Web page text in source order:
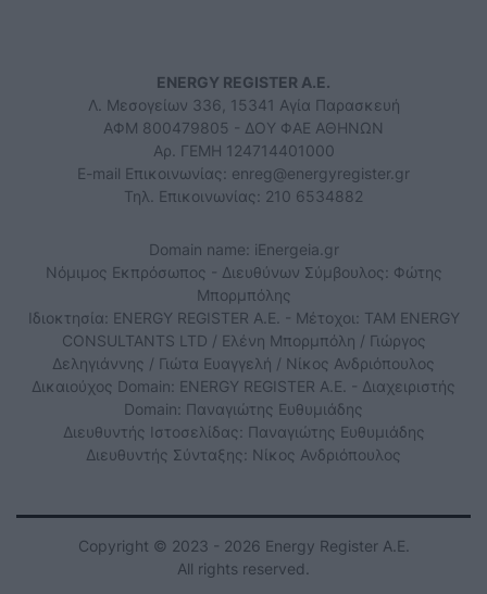
ENERGY REGISTER Α.Ε.
Λ. Μεσογείων 336, 15341 Αγία Παρασκευή
ΑΦΜ 800479805 - ΔΟΥ ΦΑΕ ΑΘΗΝΩΝ
Αρ. ΓΕΜΗ 124714401000
E-mail Επικοινωνίας: enreg@energyregister.gr
Τηλ. Επικοινωνίας: 210 6534882
Domain name: iEnergeia.gr
Νόμιμος Εκπρόσωπος - Διευθύνων Σύμβουλος: Φώτης
Μπορμπόλης
Ιδιοκτησία: ENERGY REGISTER Α.Ε. - Μέτοχοι: TAM ENERGY
CONSULTANTS LTD / Ελένη Μπορμπόλη / Γιώργος
Δεληγιάννης / Γιώτα Ευαγγελή / Νίκος Ανδριόπουλος
Δικαιούχος Domain: ENERGY REGISTER Α.Ε. - Διαχειριστής
Domain: Παναγιώτης Ευθυμιάδης
Διευθυντής Ιστοσελίδας: Παναγιώτης Ευθυμιάδης
Διευθυντής Σύνταξης: Νίκος Ανδριόπουλος
Copyright © 2023 - 2026 Energy Register Α.Ε.
All rights reserved.